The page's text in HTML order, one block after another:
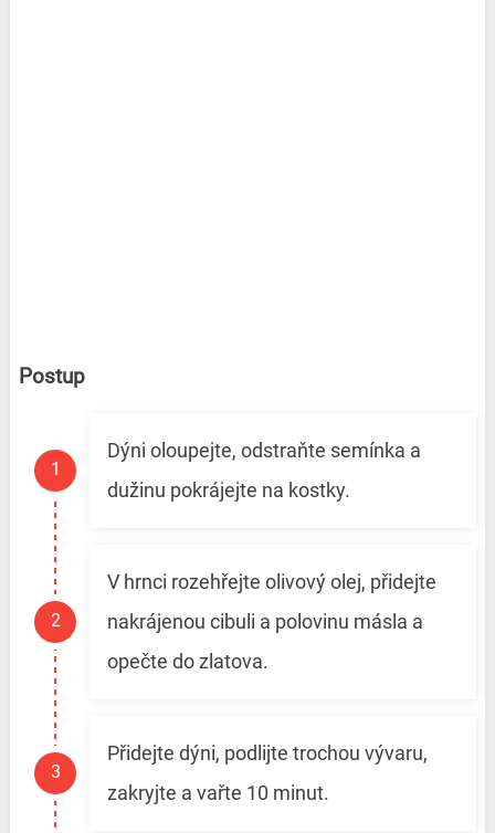
Postup
Dýni oloupejte, odstraňte semínka a
dužinu pokrájejte na kostky.
V hrnci rozehřejte olivový olej, přidejte
nakrájenou cibuli a polovinu másla a
opečte do zlatova.
Přidejte dýni, podlijte trochou vývaru,
zakryjte a vařte 10 minut.